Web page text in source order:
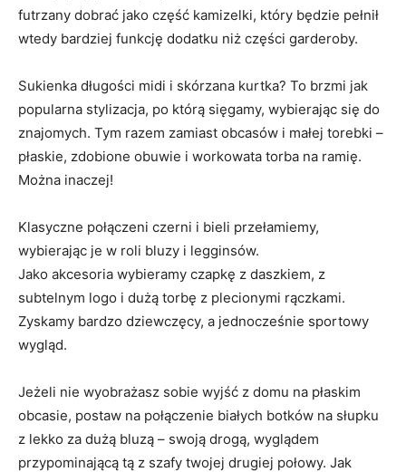
futrzany dobrać jako część kamizelki, który będzie pełnił
wtedy bardziej funkcję dodatku niż części garderoby.
Sukienka długości midi i skórzana kurtka? To brzmi jak
popularna stylizacja, po którą sięgamy, wybierając się do
znajomych. Tym razem zamiast obcasów i małej torebki –
płaskie, zdobione obuwie i workowata torba na ramię.
Można inaczej!
Klasyczne połączeni czerni i bieli przełamiemy,
wybierając je w roli bluzy i legginsów.
Jako akcesoria wybieramy czapkę z daszkiem, z
subtelnym logo i dużą torbę z plecionymi rączkami.
Zyskamy bardzo dziewczęcy, a jednocześnie sportowy
wygląd.
Jeżeli nie wyobrażasz sobie wyjść z domu na płaskim
obcasie, postaw na połączenie białych botków na słupku
z lekko za dużą bluzą – swoją drogą, wyglądem
przypominającą tą z szafy twojej drugiej połowy. Jak